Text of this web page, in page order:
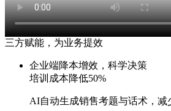
三方赋能，为业务提效
企业端降本增效，科学决策
培训成本降低50%
AI自动生成销售考题与话术，